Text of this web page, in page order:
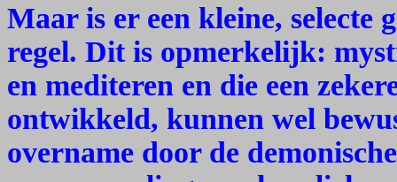
Maar is er een kleine, selecte
regel. Dit is opmerkelijk:
en mediteren en die een
ontwikkeld, kunnen wel
overname door de